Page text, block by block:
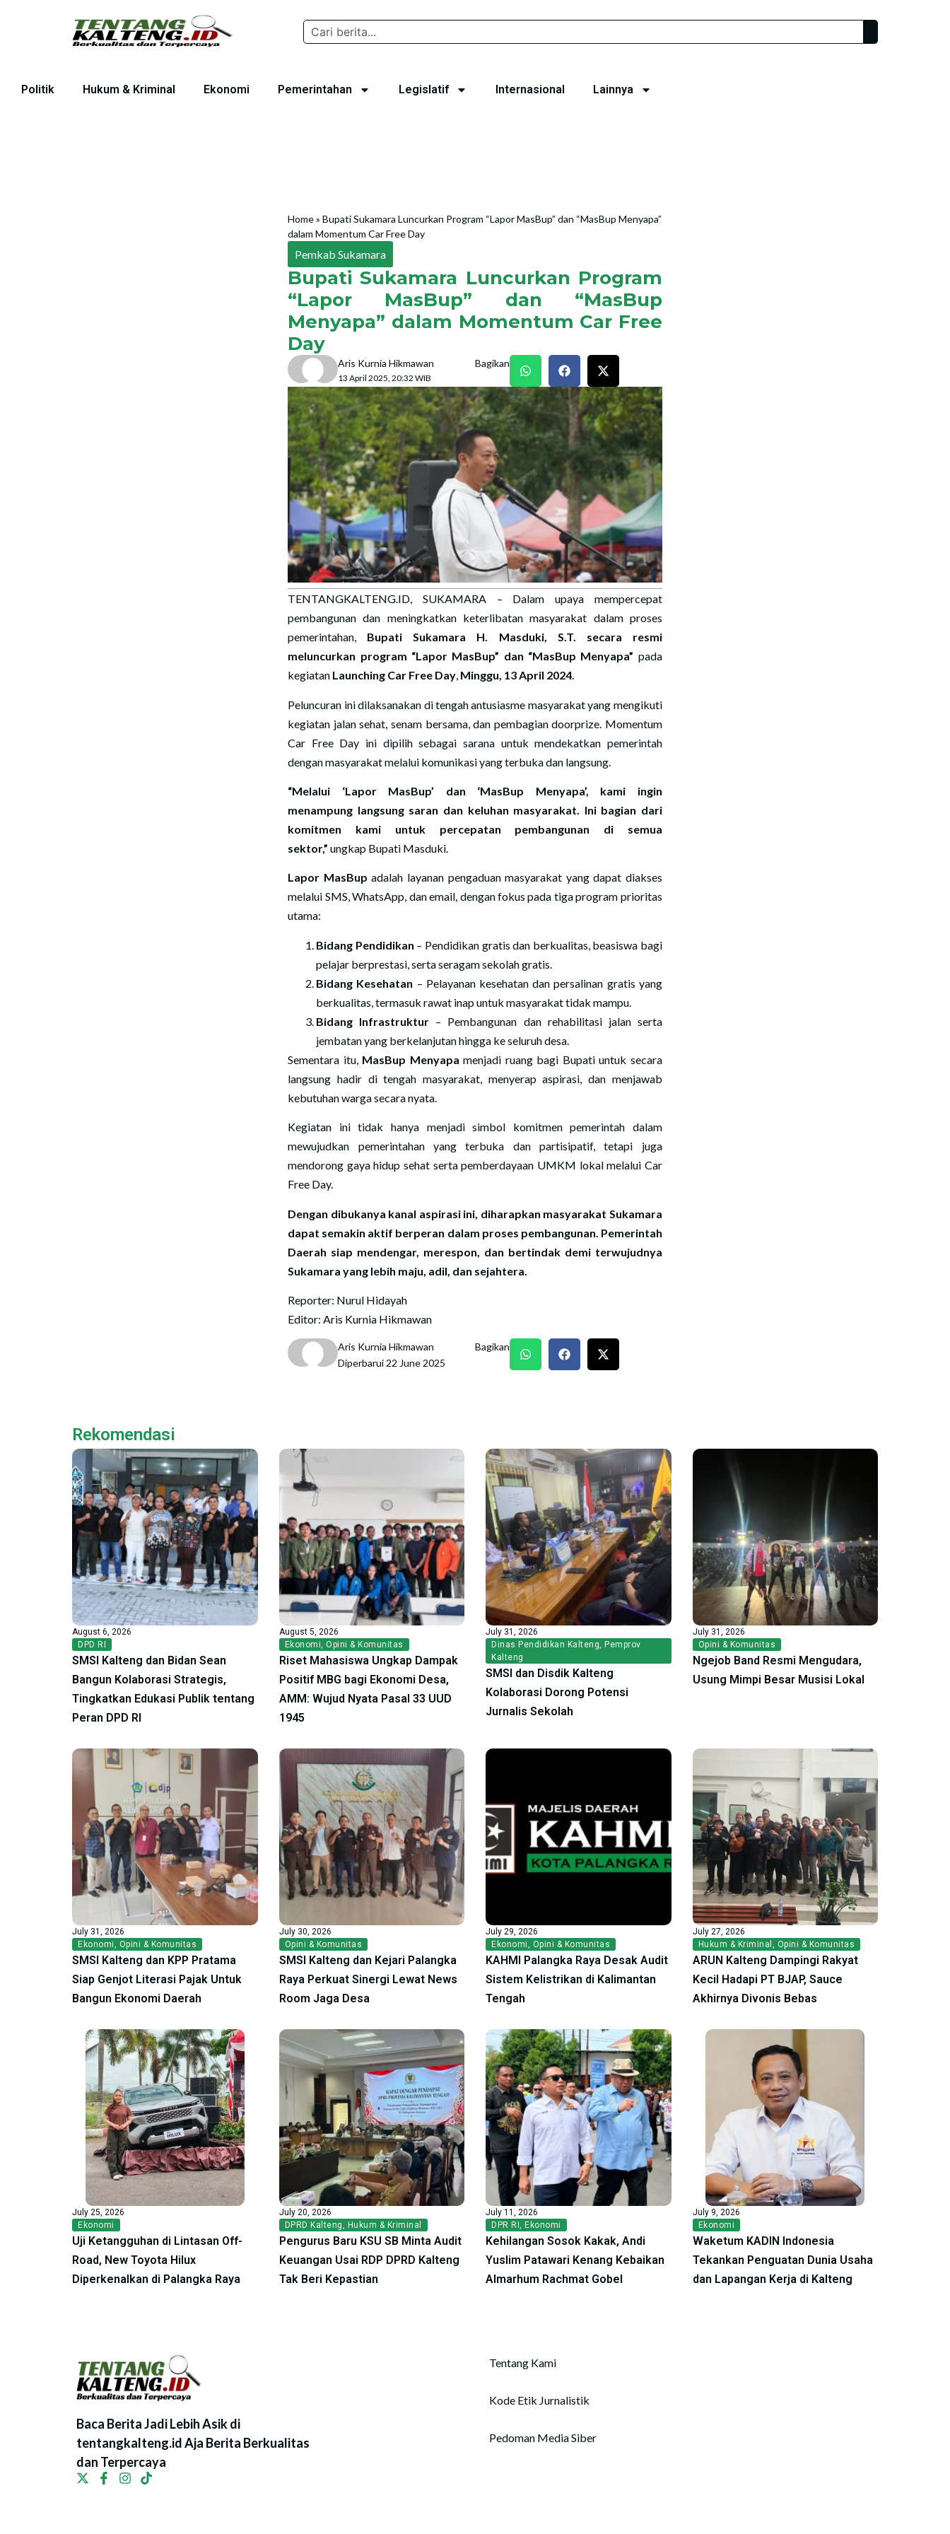
Politik Hukum & Kriminal Ekonomi Pemerintahan Legislatif Internasional Lainnya
Home»Bupati Sukamara Luncurkan Program “Lapor MasBup” dan “MasBup Menyapa”
dalam Momentum Car Free Day
Pemkab Sukamara
Bupati Sukamara Luncurkan Program
“Lapor MasBup” dan “MasBup
Menyapa” dalam Momentum Car Free
Day
Aris Kurnia Hikmawan
13 April 2025, 20:32 WIB
Bagikan
TENTANGKALTENG.ID, SUKAMARA – Dalam upaya mempercepat
pembangunan dan meningkatkan keterlibatan masyarakat dalam proses
pemerintahan, Bupati Sukamara H. Masduki, S.T. secara resmi
meluncurkan program “Lapor MasBup” dan “MasBup Menyapa” pada
kegiatan Launching Car Free Day, Minggu, 13 April 2024.
Peluncuran ini dilaksanakan di tengah antusiasme masyarakat yang mengikuti
kegiatan jalan sehat, senam bersama, dan pembagian doorprize. Momentum
Car Free Day ini dipilih sebagai sarana untuk mendekatkan pemerintah
dengan masyarakat melalui komunikasi yang terbuka dan langsung.
“Melalui ‘Lapor MasBup’ dan ‘MasBup Menyapa’, kami ingin
menampung langsung saran dan keluhan masyarakat. Ini bagian dari
komitmen kami untuk percepatan pembangunan di semua
sektor,” ungkap Bupati Masduki.
Lapor MasBup adalah layanan pengaduan masyarakat yang dapat diakses
melalui SMS, WhatsApp, dan email, dengan fokus pada tiga program prioritas
utama:
Bidang Pendidikan – Pendidikan gratis dan berkualitas, beasiswa bagi
pelajar berprestasi, serta seragam sekolah gratis.
Bidang Kesehatan – Pelayanan kesehatan dan persalinan gratis yang
berkualitas, termasuk rawat inap untuk masyarakat tidak mampu.
Bidang Infrastruktur – Pembangunan dan rehabilitasi jalan serta
jembatan yang berkelanjutan hingga ke seluruh desa.
Sementara itu, MasBup Menyapa menjadi ruang bagi Bupati untuk secara
langsung hadir di tengah masyarakat, menyerap aspirasi, dan menjawab
kebutuhan warga secara nyata.
Kegiatan ini tidak hanya menjadi simbol komitmen pemerintah dalam
mewujudkan pemerintahan yang terbuka dan partisipatif, tetapi juga
mendorong gaya hidup sehat serta pemberdayaan UMKM lokal melalui Car
Free Day.
Dengan dibukanya kanal aspirasi ini, diharapkan masyarakat Sukamara
dapat semakin aktif berperan dalam proses pembangunan. Pemerintah
Daerah siap mendengar, merespon, dan bertindak demi terwujudnya
Sukamara yang lebih maju, adil, dan sejahtera.
Reporter: Nurul Hidayah
Editor: Aris Kurnia Hikmawan
Aris Kurnia Hikmawan
Diperbarui 22 June 2025
Bagikan
Rekomendasi
August 6, 2026
DPD RI
SMSI Kalteng dan Bidan Sean
Bangun Kolaborasi Strategis,
Tingkatkan Edukasi Publik tentang
Peran DPD RI
August 5, 2026
Ekonomi, Opini & Komunitas
Riset Mahasiswa Ungkap Dampak
Positif MBG bagi Ekonomi Desa,
AMM: Wujud Nyata Pasal 33 UUD
1945
July 31, 2026
Dinas Pendidikan Kalteng, Pemprov
Kalteng
SMSI dan Disdik Kalteng
Kolaborasi Dorong Potensi
Jurnalis Sekolah
July 31, 2026
Opini & Komunitas
Ngejob Band Resmi Mengudara,
Usung Mimpi Besar Musisi Lokal
July 31, 2026
Ekonomi, Opini & Komunitas
SMSI Kalteng dan KPP Pratama
Siap Genjot Literasi Pajak Untuk
Bangun Ekonomi Daerah
July 30, 2026
Opini & Komunitas
SMSI Kalteng dan Kejari Palangka
Raya Perkuat Sinergi Lewat News
Room Jaga Desa
July 29, 2026
Ekonomi, Opini & Komunitas
KAHMI Palangka Raya Desak Audit
Sistem Kelistrikan di Kalimantan
Tengah
July 27, 2026
Hukum & Kriminal , Opini & Komunitas
ARUN Kalteng Dampingi Rakyat
Kecil Hadapi PT BJAP, Sauce
Akhirnya Divonis Bebas
July 25, 2026
Ekonomi
Uji Ketangguhan di Lintasan Off-
Road, New Toyota Hilux
Diperkenalkan di Palangka Raya
July 20, 2026
DPRD Kalteng, Hukum & Kriminal
Pengurus Baru KSU SB Minta Audit
Keuangan Usai RDP DPRD Kalteng
Tak Beri Kepastian
July 11, 2026
DPR RI , Ekonomi
Kehilangan Sosok Kakak, Andi
Yuslim Patawari Kenang Kebaikan
Almarhum Rachmat Gobel
July 9, 2026
Ekonomi
Waketum KADIN Indonesia
Tekankan Penguatan Dunia Usaha
dan Lapangan Kerja di Kalteng
Baca Berita Jadi Lebih Asik di
tentangkalteng.id Aja Berita Berkualitas
dan Terpercaya
Tentang Kami
Kode Etik Jurnalistik
Pedoman Media Siber